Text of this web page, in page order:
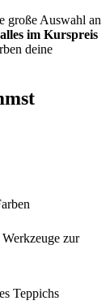
große Auswahl an
alles im Kurspreis
deine
zur
Teppichs